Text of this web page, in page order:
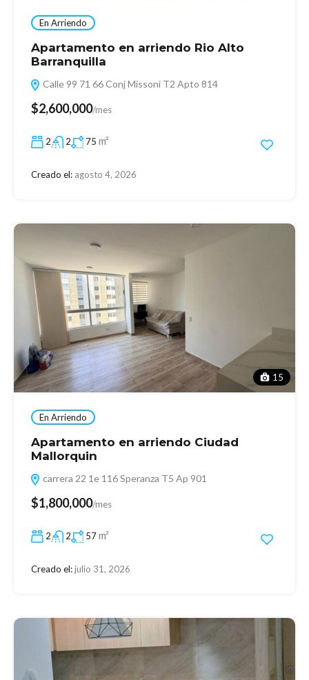
En Arriendo
Apartamento en arriendo Rio Alto
Barranquilla
Calle 99 71 66 Conj Missoni T2 Apto 814
$2,600,000/mes
2 2 75 m²
Creado el: agosto 4, 2026
15
En Arriendo
Apartamento en arriendo Ciudad
Mallorquin
carrera 22 1e 116 Speranza T5 Ap 901
$1,800,000/mes
2 2 57m²
Creado el:julio 31, 2026